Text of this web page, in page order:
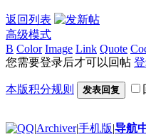
返回列表
高级模式
B Color Image Link Quote
您需要登录后才可以回帖
本版积分规则 发表回复
|Archiver|手机版|导航